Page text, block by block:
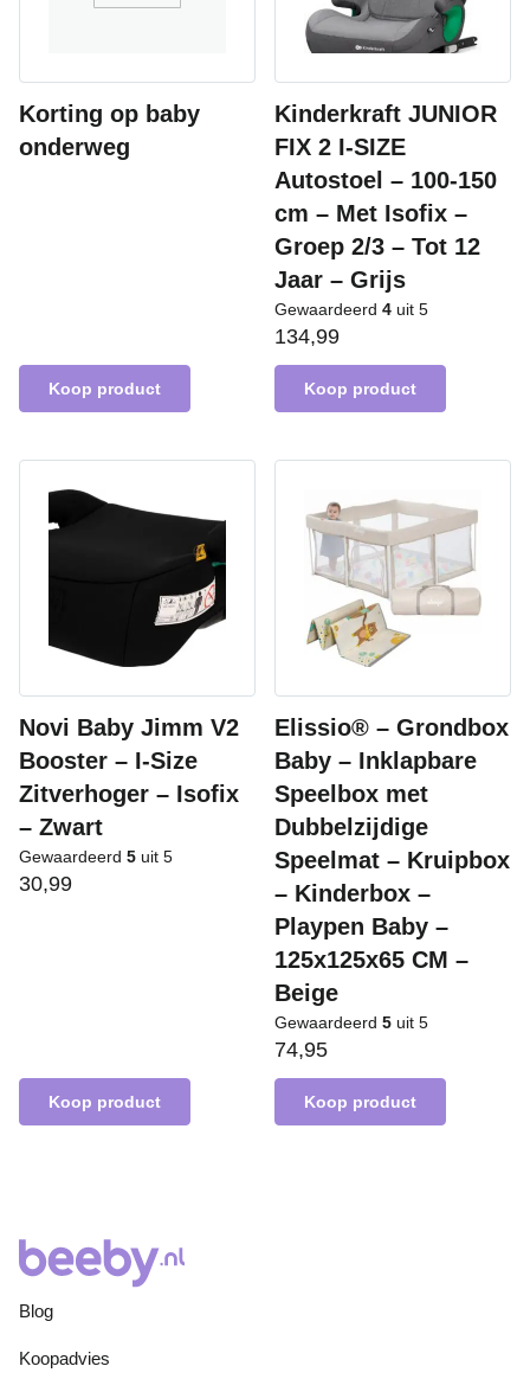
Korting op baby
onderweg
Koop product
Kinderkraft JUNIOR
FIX 2 I-SIZE
Autostoel – 100-150
cm – Met Isofix –
Groep 2/3 – Tot 12
Jaar – Grijs
Gewaardeerd 4 uit 5
134,99
Koop product
Novi Baby Jimm V2
Booster – I-Size
Zitverhoger – Isofix
– Zwart
Gewaardeerd 5 uit 5
30,99
Koop product
Elissio® – Grondbox
Baby – Inklapbare
Speelbox met
Dubbelzijdige
Speelmat – Kruipbox
– Kinderbox –
Playpen Baby –
125x125x65 CM –
Beige
Gewaardeerd 5 uit 5
74,95
Koop product
Blog
Koopadvies